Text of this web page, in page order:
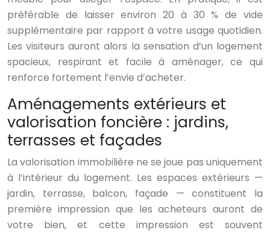
préférable de laisser environ 20 à 30 % de vide
supplémentaire par rapport à votre usage quotidien.
Les visiteurs auront alors la sensation d’un logement
spacieux, respirant et facile à aménager, ce qui
renforce fortement l’envie d’acheter.
Aménagements extérieurs et
valorisation foncière : jardins,
terrasses et façades
La valorisation immobilière ne se joue pas uniquement
à l’intérieur du logement. Les espaces extérieurs —
jardin, terrasse, balcon, façade — constituent la
première impression que les acheteurs auront de
votre bien, et cette impression est souvent